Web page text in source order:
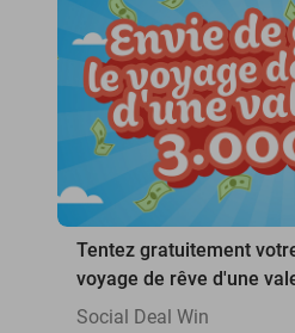
Tentez gratuitement
voyage de rêve d'une
Social Deal Win